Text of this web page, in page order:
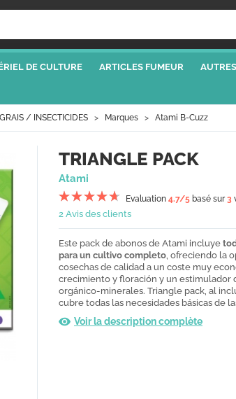
DE CULTURE ARTICLES FUMEUR
/ INSECTICIDES Marques Atami B-Cuzz
TRIANGLE PACK
Atami
Evaluation 4.7/5 basé sur3
2 Avis des clients
Este pack de abonos de Atami incluye
para un cultivo completo, ofreciendo la
cosechas de calidad a un coste muy
crecimiento y floración y un estimulador
orgánico-minerales. Triangle pack, al
cubre todas las necesidades básicas de
Voir la description complète